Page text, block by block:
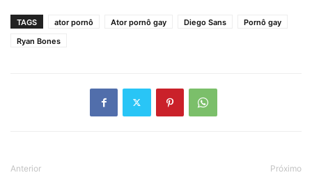
TAGS ator pornô Ator pornô gay Diego Sans
Pornô gay
Ryan Bones
Anterior Próximo